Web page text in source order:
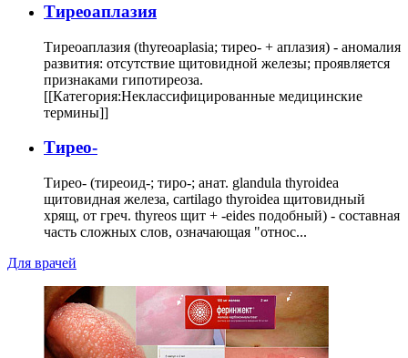
Тиреоаплазия
Тиреоаплазия (thyreoaplasia; тирео- + аплазия) - аномалия
развития: отсутствие щитовидной железы; проявляется
признаками гипотиреоза.
[[Категория:Неклассифицированные медицинские
термины]]
Тирео-
Тирео- (тиреоид-; тиро-; анат. glandula thyroidea
щитовидная железа, cartilago thyroidea щитовидный
хрящ, от греч. thyreos щит + -eides подобный) - составная
часть сложных слов, означающая "относ...
Для врачей